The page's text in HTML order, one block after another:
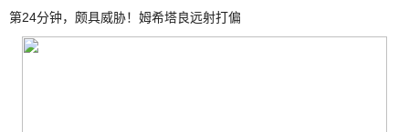
第24分钟，颇具威胁！姆希塔良远射打偏